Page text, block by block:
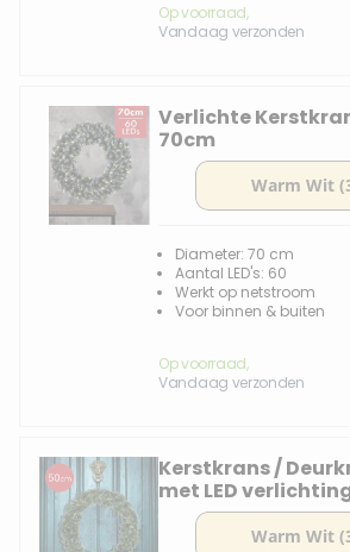
Op voorraad,
Vandaag verzonden
Verlichte
70cm
Diameter: 70 cm
Aantal LED's: 60
Werkt op netstroom
Voor binnen & buiten
Op voorraad,
Vandaag verzonden
Kerstkrans /
met LED